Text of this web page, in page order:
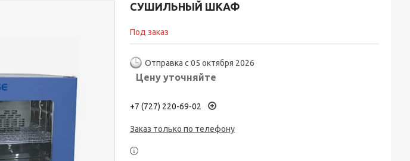
СУШИЛЬНЫЙ ШКАФ
Под заказ
Отправка с 05 октября 2026
Цену уточняйте
+7 (727) 220-69-02
Заказ только по телефону